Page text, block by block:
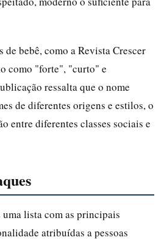
de bebê, como a Revista Crescer
como "forte", "curto" e
ressalta que o nome
de diferentes origens e estilos, o
entre diferentes classes sociais e
uma lista com as principais
atribuídas a pessoas